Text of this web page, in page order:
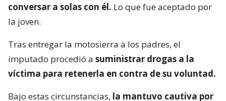
conversar a solas con él. Lo que fue aceptado por
la joven.
Tras entregar la motosierra a los padres, el
imputado procedió a suministrar drogas a la
víctima para retenerla en contra de su voluntad.
Bajo estas circunstancias, la mantuvo cautiva por